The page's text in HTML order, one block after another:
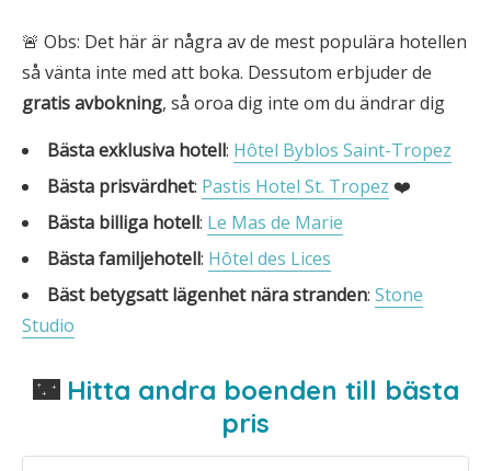
🚨 Obs: Det här är några av de mest populära hotellen
så vänta inte med att boka. Dessutom erbjuder de
gratis avbokning, så oroa dig inte om du ändrar dig
Bästa exklusiva hotell: Hôtel Byblos Saint-Tropez
Bästa prisvärdhet: Pastis Hotel St. Tropez ❤️
Bästa billiga hotell: Le Mas de Marie
Bästa familjehotell: Hôtel des Lices
Bäst betygsatt lägenhet nära stranden: Stone
Studio
🌃 Hitta andra boenden till bästa
pris